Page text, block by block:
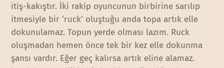
itiş-kakıştır. İki rakip oyuncunun birbirine sarılıp
itmesiyle bir ‘ruck’ oluştuğu anda topa artık elle
dokunulamaz. Topun yerde olması lazım. Ruck
oluşmadan hemen önce tek bir kez elle dokunma
şansı vardır. Eğer geç kalırsa artık eline alamaz.